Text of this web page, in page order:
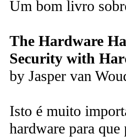
Um bom livro
The Hardware
Security with
by Jasper van
Isto é muito
hardware para que